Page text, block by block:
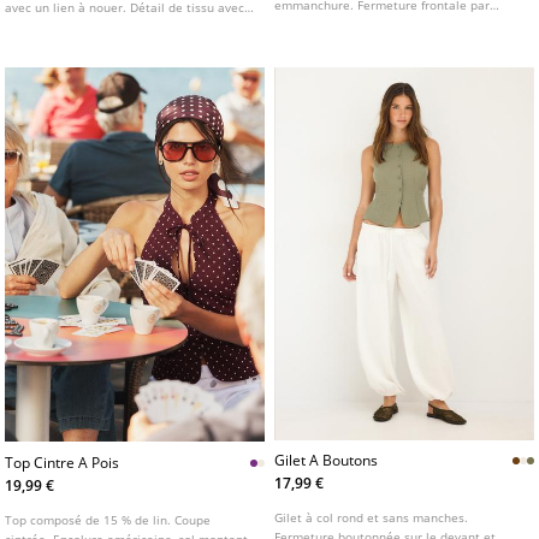
avec un lien à nouer. Détail de tissu avec
emmanchure. Fermeture frontale par
Top Cintre A Pois
19,99 €
Top composé de 15 % de lin. Coupe
Gilet A Boutons
17,99 €
Gilet à col rond et sans manches.